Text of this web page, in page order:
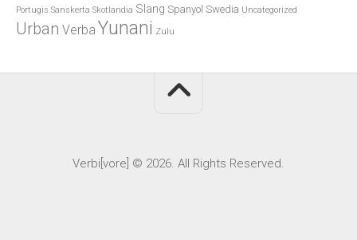
Portugis Sanskerta Skotlandia Slang Spanyol Swedia Uncategorized
Urban Verba Yunani Zulu
Verbi[vore] © 2026. All Rights Reserved.